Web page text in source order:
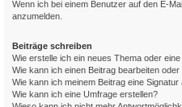
Wenn ich bei einem Benutzer auf den E-
anzumelden.
Beiträge schreiben
Wie erstelle ich ein neues Thema oder eine
Wie kann ich einen Beitrag bearbeiten
Wie kann ich meinem Beitrag eine Signatur
Wie kann ich eine Umfrage erstellen?